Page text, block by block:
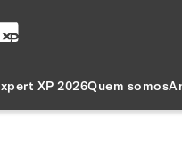
XP 2026Quem somos